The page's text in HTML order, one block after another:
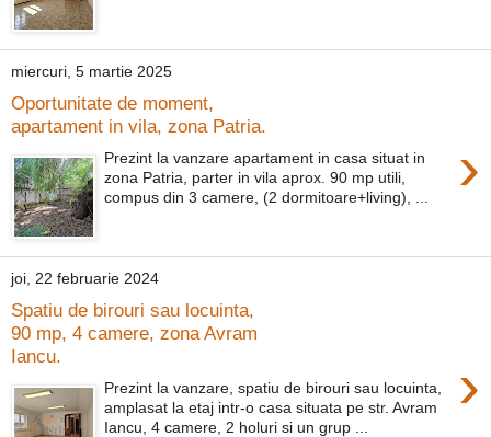
miercuri, 5 martie 2025
Oportunitate de moment,
apartament in vila, zona Patria.
›
Prezint la vanzare apartament in casa situat in
zona Patria, parter in vila aprox. 90 mp utili,
compus din 3 camere, (2 dormitoare+living), ...
joi, 22 februarie 2024
Spatiu de birouri sau locuinta,
90 mp, 4 camere, zona Avram
Iancu.
›
Prezint la vanzare, spatiu de birouri sau locuinta,
amplasat la etaj intr-o casa situata pe str. Avram
Iancu, 4 camere, 2 holuri si un grup ...